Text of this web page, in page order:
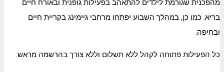
מהפכנית שגורמת לילדים להתאהב בפעילות גופנית ובאורח חיים
בריא. כמו כן, במהלך השבוע יפתחו מרחבי גיימינג בקריית חיים
ובחיפה.
כל הפעילות פתוחה לקהל ללא תשלום וללא צורך בהרשמה מראש.